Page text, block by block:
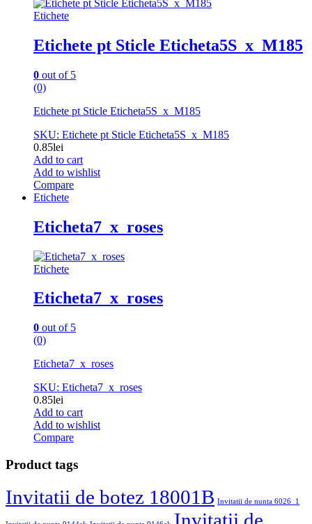
Etichete
Etichete pt Sticle Eticheta5S_x_M185
0 out of 5
(0)
Etichete pt Sticle Eticheta5S_x_M185
SKU: Etichete pt Sticle Eticheta5S_x_M185
0.85lei
Add to cart
Add to wishlist
Compare
Etichete
Eticheta7_x_roses
Etichete
Eticheta7_x_roses
0 out of 5
(0)
Eticheta7_x_roses
SKU: Eticheta7_x_roses
0.85lei
Add to cart
Add to wishlist
Compare
Product tags
Invitatii de botez 18001B Invitatii de nunta 6026_1